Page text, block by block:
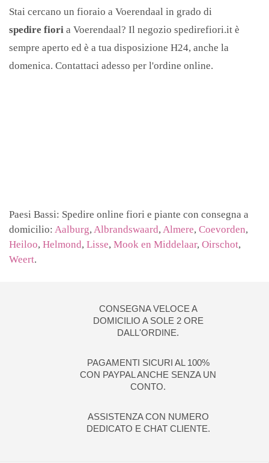
Stai cercano un fioraio a Voerendaal in grado di
spedire fiori a Voerendaal? Il negozio spedirefiori.it è
sempre aperto ed è a tua disposizione H24, anche la
domenica. Contattaci adesso per l'ordine online.
Paesi Bassi: Spedire online fiori e piante con consegna a
domicilio: Aalburg, Albrandswaard, Almere, Coevorden,
Heiloo, Helmond, Lisse, Mook en Middelaar, Oirschot,
Weert.
CONSEGNA VELOCE A
DOMICILIO A SOLE 2 ORE
DALL'ORDINE.
PAGAMENTI SICURI AL 100%
CON PAYPAL ANCHE SENZA UN
CONTO.
ASSISTENZA CON NUMERO
DEDICATO E CHAT CLIENTE.